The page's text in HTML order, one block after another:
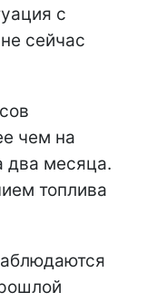
с
сейчас
чем на
два месяца.
топлива